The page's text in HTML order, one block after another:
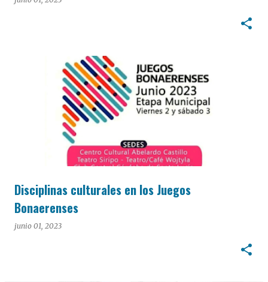
Disciplinas culturales en los Juegos
Bonaerenses
junio 01, 2023